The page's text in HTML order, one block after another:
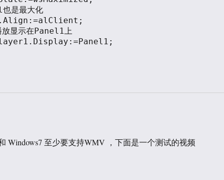
Windows7 至少要支持WMV ，下面是一个测试的视频